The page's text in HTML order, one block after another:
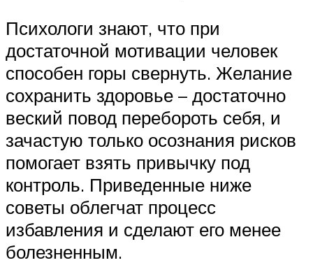
Психологи знают, что при
достаточной мотивации человек
способен горы свернуть. Желание
сохранить здоровье – достаточно
веский повод перебороть себя, и
зачастую только осознания рисков
помогает взять привычку под
контроль. Приведенные ниже
советы облегчат процесс
избавления и сделают его менее
болезненным.